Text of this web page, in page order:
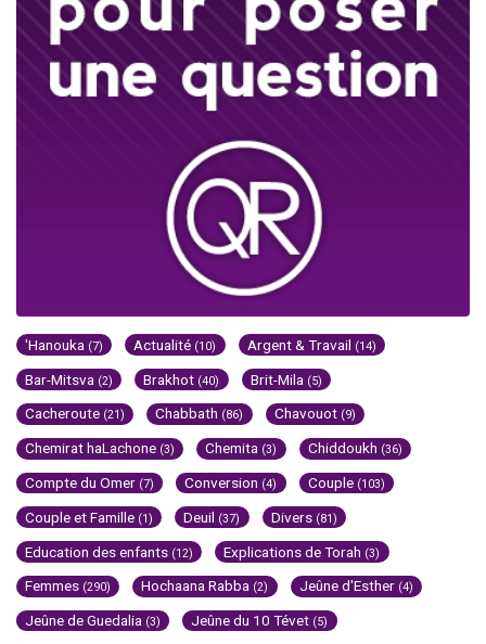
'Hanouka (7) Actualité (10) Argent & Travail (14)
Bar-Mitsva (2) Brakhot (40) Brit-Mila (5)
Cacheroute (21) Chabbath (86) Chavouot (9)
Chemirat haLachone (3) Chemita (3) Chiddoukh (36)
Compte du Omer (7) Conversion (4) Couple (103)
Couple et Famille (1) Deuil (37) Divers (81)
Education des enfants (12) Explications de Torah (3)
Femmes (290) Hochaana Rabba (2) Jeûne d'Esther (4)
Jeûne de Guedalia (3) Jeûne du 10 Tévet (5)